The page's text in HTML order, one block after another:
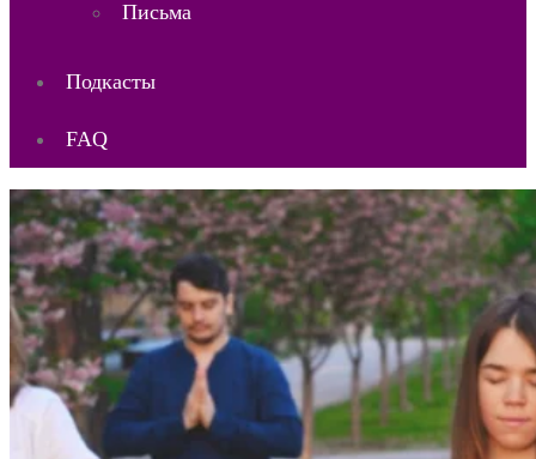
Письма
Подкасты
FAQ